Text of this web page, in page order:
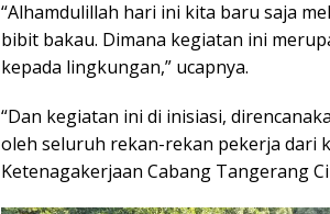
“Alhamdulillah hari ini kita baru saja
bibit bakau. Dimana kegiatan ini
kepada lingkungan,” ucapnya.
“Dan kegiatan ini di inisiasi,
oleh seluruh rekan-rekan pekerja dari
Ketenagakerjaan Cabang Tangerang